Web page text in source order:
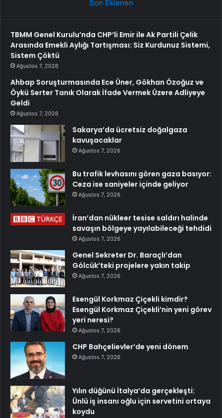
Son Eklenen
TBMM Genel Kurulu’nda CHP’li Emir ile Ak Partili Çelik
Arasında Emekli Aylığı Tartışması: Siz Kurdunuz Sistemi,
Sistem Çöktü
Ağustos 7, 2026
Ahbap Soruşturmasında Ece Üner, Gökhan Özoğuz ve
Öykü Serter Tanık Olarak İfade Vermek Üzere Adliyeye
Geldi
Ağustos 7, 2026
Sakarya’da ücretsiz doğalgaza
kavuşacaklar
Ağustos 7, 2026
Bu trafik levhasını gören gaza basıyor:
Ceza ise saniyeler içinde geliyor
Ağustos 7, 2026
İran’dan nükleer tesise saldırı halinde
savaşın bölgeye yayılabileceği tehdidi
Ağustos 7, 2026
Genel Sekreter Dr. Baraçlı’dan
Gölcük’teki projelere yakın takip
Ağustos 7, 2026
Esengül Korkmaz Çiçekli kimdir?
Esengül Korkmaz Çiçekli’nin yeni görev
yeri neresi?
Ağustos 7, 2026
CHP Bahçelievler’de yeni dönem
Ağustos 7, 2026
Yılın düğünü İtalya’da gerçekleşti:
Ünlü iş insanı oğlu için servetini ortaya
koydu